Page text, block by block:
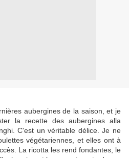
aubergines de la saison, et je
la recette des aubergines alla
C'est un véritable délice. Je ne
végétariennes, et elles ont à
La ricotta les rend fondantes, le